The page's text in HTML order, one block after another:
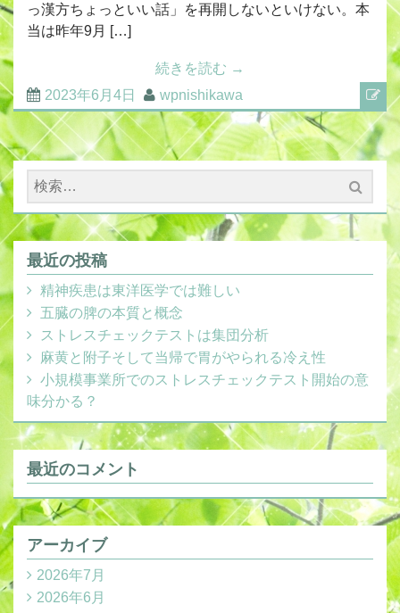
っ漢方ちょっといい話」を再開しないといけない。本
当は昨年9月 […]
続きを読む →
2023年6月4日
wpnishikawa
検
索:
最近の投稿
精神疾患は東洋医学では難しい
五臓の脾の本質と概念
ストレスチェックテストは集団分析
麻黄と附子そして当帰で胃がやられる冷え性
小規模事業所でのストレスチェックテスト開始の意
味分かる？
最近のコメント
アーカイブ
2026年7月
2026年6月